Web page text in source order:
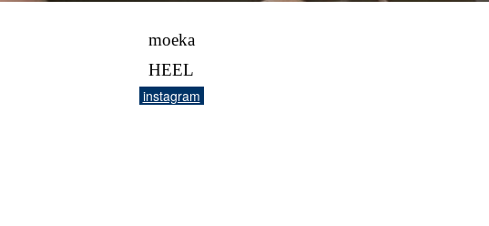
moeka
HEEL
instagram